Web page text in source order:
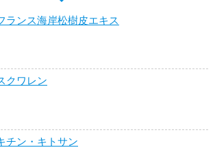
ランス海岸松樹皮エキス
クワレン
チン・キトサン